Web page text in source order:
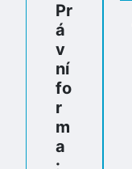
Pr
á
v
ní
fo
r
m
a